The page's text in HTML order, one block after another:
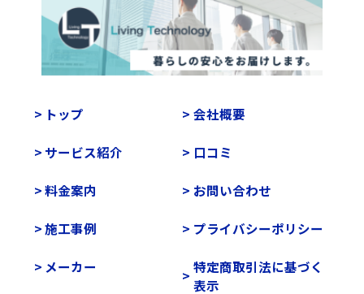
トップ
サービス紹介
料金案内
施工事例
メーカー
会社概要
口コミ
お問い合わせ
プライバシーポリシー
特定商取引法に基づく
表示